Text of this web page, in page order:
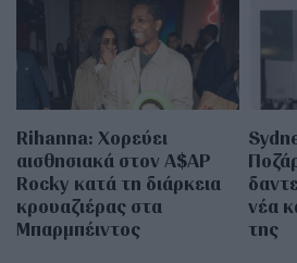
Rihanna: Χορεύει
αισθησιακά στον A$AP
Rocky κατά τη διάρκεια
κρουαζιέρας στα
Μπαρμπέιντος
νέα
της